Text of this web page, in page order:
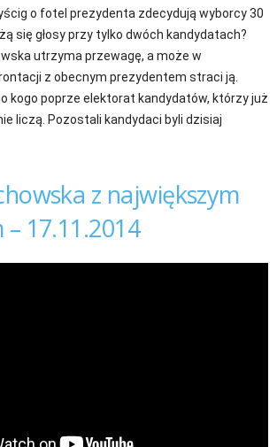
o fotel prezydenta zdecydują wyborcy 30
się głosy przy tylko dwóch kandydatach?
utrzyma przewagę, a może w
z obecnym prezydentem straci ją.
kogo poprze elektorat kandydatów, którzy już
liczą. Pozostali kandydaci byli dzisiaj
z największym
17.11.2014